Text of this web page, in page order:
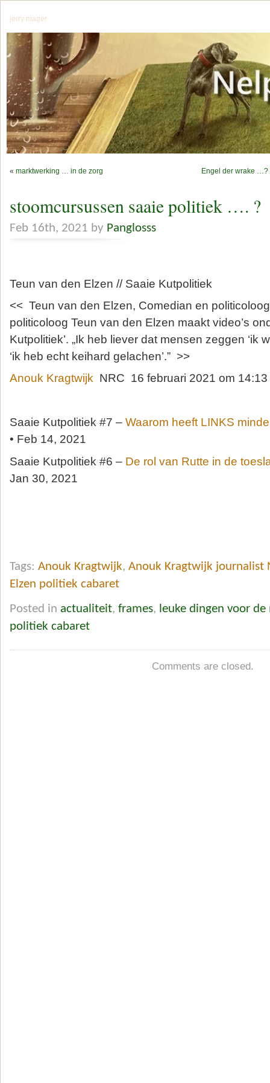
jerry mager
« marktwerking … in de zorg Engel der wrake …?
stoomcursussen saaie politiek …. ?
Feb 16th, 2021 by Panglosss
Teun van den Elzen // Saaie Kutpolitiek
<< Teun van den Elzen, Comedian en
politicoloog Teun van den Elzen maakt video’s
Kutpolitiek’. „Ik heb liever dat mensen zeggen ‘ik
‘ik heb echt keihard gelachen’.” >>
Anouk Kragtwijk NRC 16 februari 2021 om 14:13
Saaie Kutpolitiek #7 – Waarom heeft LINKS
• Feb 14, 2021
Saaie Kutpolitiek #6 – De rol van Rutte in de
Jan 30, 2021
Tags: Anouk Kragtwijk, Anouk Kragtwijk journalist
Elzen politiek cabaret
Posted in actualiteit, frames, leuke dingen voor de
politiek cabaret
Comments are closed.